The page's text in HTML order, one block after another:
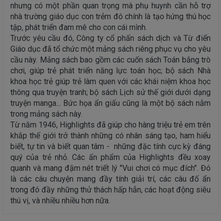
nhưng có một phần quan trọng mà phụ huynh cần hỗ trợ
nhà trường giáo dục con trẻm đó chính là tạo hứng thú học
tập, phát triển đam mê cho con cái mình.
Trước yêu cầu đó, Công ty cổ phấn sách dịch và Từ điển
Giáo dục đã tổ chức một mảng sách riêng phục vụ cho yêu
cầu này. Mảng sách bao gồm các cuốn sách Toán bằng trò
chơi, giúp trẻ phát triển năng lực toán học; bộ sách Nhà
khoa học trẻ giúp trẻ làm quen với các khái niệm khoa học
thông qua truyện tranh; bộ sách Lịch sử thế giới dưới dạng
truyện manga... Bức họa ẩn giấu cũng là một bộ sách nằm
trong mảng sách này.
Từ năm 1946, Highlights đã giúp cho hàng triệu trẻ em trên
khắp thế giới trở thành những có nhân sáng tạo, ham hiểu
biết, tự tin và biết quan tâm - những đặc tính cực kỳ đáng
quý của trẻ nhỏ. Các ấn phẩm của Highlights đều xoay
quanh và mang đậm nét triết lý "Vui chơi có mục đích". Đó
là các câu chuyện mang đầy tính giải trí, các câu đố ẩn
trong đó đầy những thử thách hấp hẫn, các hoạt động siêu
thú vị, và nhiều nhiều hơn nữa.